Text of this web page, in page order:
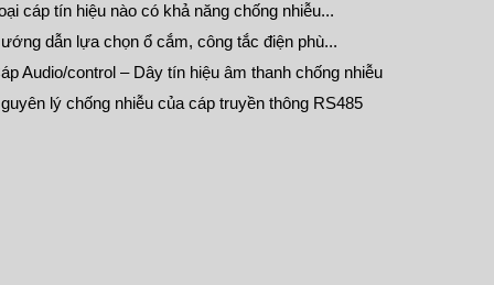
cáp tín hiệu nào có khả năng chống nhiễu...
dẫn lựa chọn ổ cắm, công tắc điện phù...
Audio/control – Dây tín hiệu âm thanh chống nhiễu
lý chống nhiễu của cáp truyền thông RS485